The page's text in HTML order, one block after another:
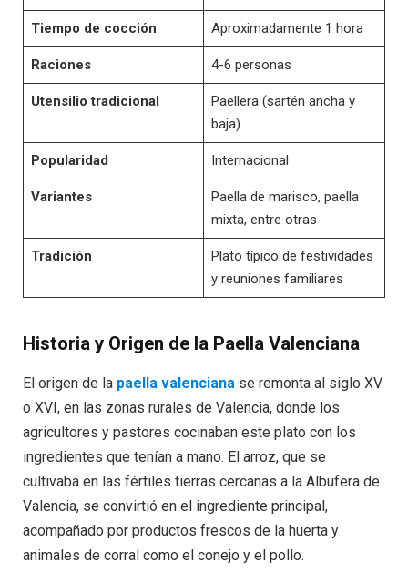
Tiempo de cocción Aproximadamente 1 hora
Raciones 4-6 personas
Utensilio tradicional
Paellera (sartén ancha y
baja)
Popularidad Internacional
Variantes
Paella de marisco, paella
mixta, entre otras
Tradición
Plato típico de festividades
y reuniones familiares
Historia y Origen de la Paella Valenciana
El origen de la paella valenciana se remonta al siglo XV
o XVI, en las zonas rurales de Valencia, donde los
agricultores y pastores cocinaban este plato con los
ingredientes que tenían a mano. El arroz, que se
cultivaba en las fértiles tierras cercanas a la Albufera de
Valencia, se convirtió en el ingrediente principal,
acompañado por productos frescos de la huerta y
animales de corral como el conejo y el pollo.